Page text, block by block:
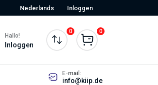
Nederlands Inloggen
Hallo!
Inloggen
0 0
E-mail:
info@kiip.de